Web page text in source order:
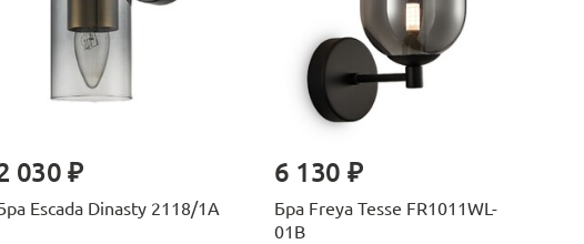
030 ₽
Escada Dinasty 2118/1A
6 130 ₽
Бра Freya Tesse FR1011WL-
01B